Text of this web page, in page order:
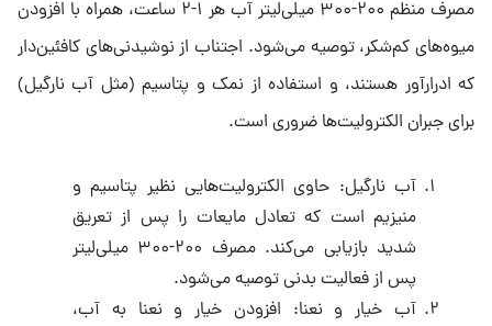
مصرف منظم ۲۰۰-۳۰۰ میلی‌لیتر آب هر ۱-۲ ساعت، همراه با افزودن
میوه‌های کم‌شکر، توصیه می‌شود. اجتناب از نوشیدنی‌های کافئین‌دار
که ادرارآور هستند، و استفاده از نمک و پتاسیم (مثل آب نارگیل)
برای جبران الکترولیت‌ها ضروری است.
آب نارگیل: حاوی الکترولیت‌هایی نظیر پتاسیم و
منیزیم است که تعادل مایعات را پس از تعریق
شدید بازیابی می‌کند. مصرف ۲۰۰-۳۰۰ میلی‌لیتر
پس از فعالیت بدنی توصیه می‌شود.
آب خیار و نعنا: افزودن خیار و نعنا به آب،